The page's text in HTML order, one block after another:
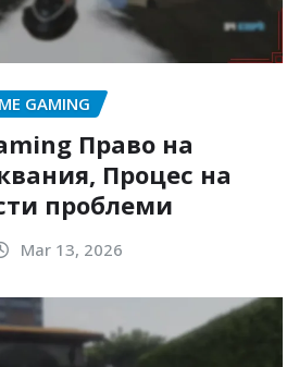
GAMING
Право на
Процес на
проблеми
Mar 13, 2026